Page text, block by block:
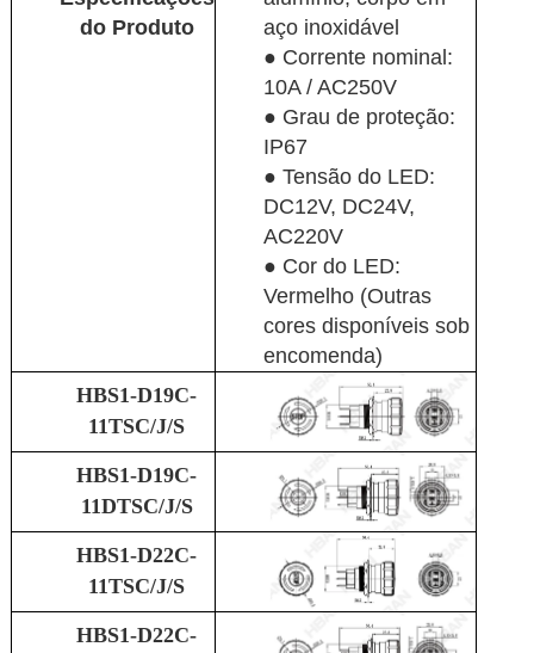
do Produto
aço inoxidável
● Corrente nominal:
10A / AC250V
● Grau de proteção:
IP67
● Tensão do LED:
DC12V, DC24V,
AC220V
● Cor do LED:
Vermelho (Outras
cores disponíveis sob
encomenda)
HBS1-D19C-
11TSC/J/S
HBS1-D19C-
11DTSC/J/S
HBS1-D22C-
11TSC/J/S
HBS1-D22C-